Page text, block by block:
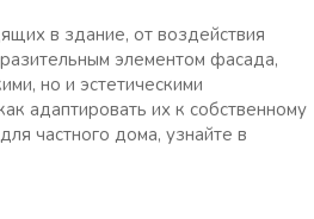
в здание, от воздействия
элементом фасада,
но и эстетическими
адаптировать их к собственному
частного дома, узнайте в